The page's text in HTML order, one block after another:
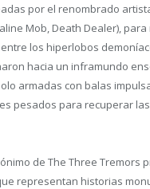
por el renombrado
Mob, Death Dealer),
los hiperlobos
hacia un inframundo
armadas con balas
pesados para recuperar
de The Three Tremors
representan historias